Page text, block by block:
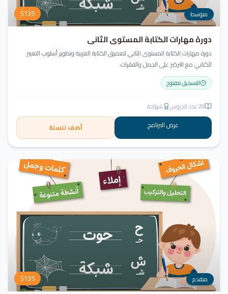
متوسط $135
دورة مهارات الكتابة المستوى الثاني
دورة مهارات الكتابة المستوى الثاني لتعميق الكتابة العربية وتطوير أسلوب التعبير
الكتابي مع التركيز على الجمل والفقرات.
التسجيل مفتوح
20عدد الدروس شهادة
عرض البرنامج أضف للسلة
متقدم $135